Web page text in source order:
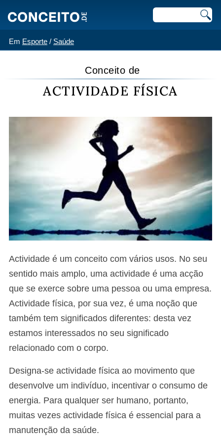
Em Esporte / Saúde
Conceito de
ACTIVIDADE FÍSICA
Actividade é um conceito com vários usos. No seu
sentido mais amplo, uma actividade é uma acção
que se exerce sobre uma pessoa ou uma empresa.
Actividade física, por sua vez, é uma noção que
também tem significados diferentes: desta vez
estamos interessados no seu significado
relacionado com o corpo.
Designa-se actividade física ao movimento que
desenvolve um indivíduo, incentivar o consumo de
energia. Para qualquer ser humano, portanto,
muitas vezes actividade física é essencial para a
manutenção da saúde.